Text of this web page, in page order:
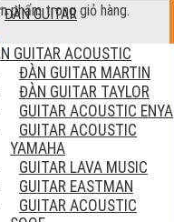
phẩm trong giỏ hàng.
ĐÀN GUITAR
GUITAR ACOUSTIC
ĐÀN GUITAR MARTIN
ĐÀN GUITAR TAYLOR
GUITAR ACOUSTIC ENYA
GUITAR ACOUSTIC
YAMAHA
GUITAR LAVA MUSIC
GUITAR EASTMAN
GUITAR ACOUSTIC